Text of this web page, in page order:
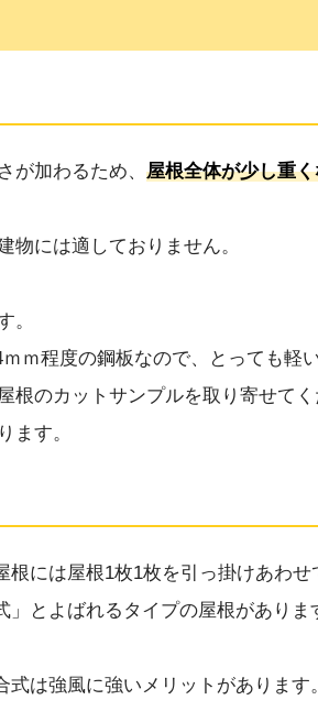
が加わるため、 屋根全体が少し重
には適しておりません。
。
ｍ程度の鋼板なので、とっても軽い
のカットサンプルを取り寄せてく
ます。
根には屋根1枚1枚を引っ掛けあわ
」とよばれるタイプの屋根がありま
式は強風に強いメリットがあります。